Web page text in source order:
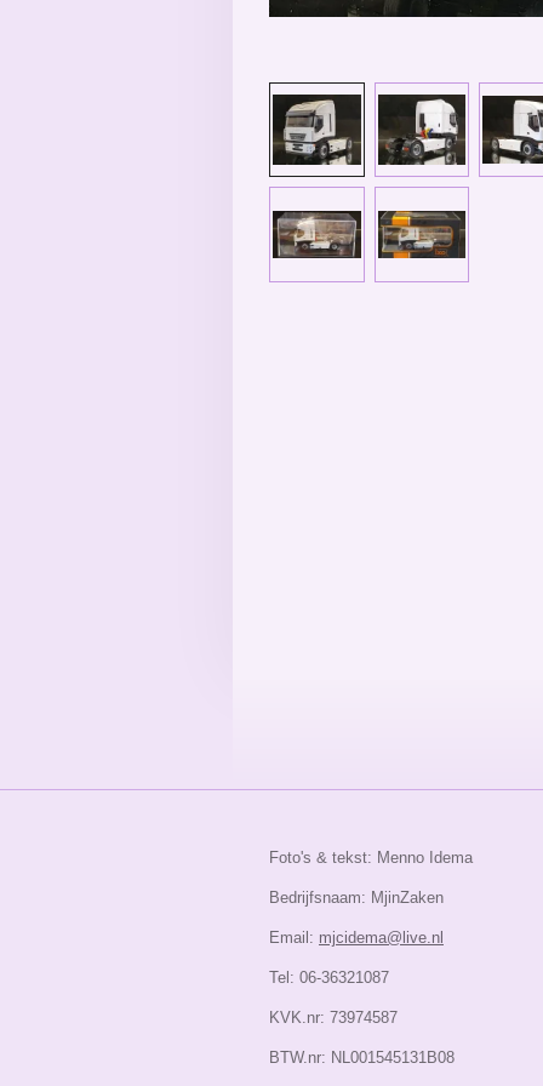
Foto's & tekst: Menno Idema
Bedrijfsnaam: MjinZaken
Email: mjcidema@live.nl
Tel: 06-36321087
KVK.nr: 73974587
BTW.nr: NL001545131B08